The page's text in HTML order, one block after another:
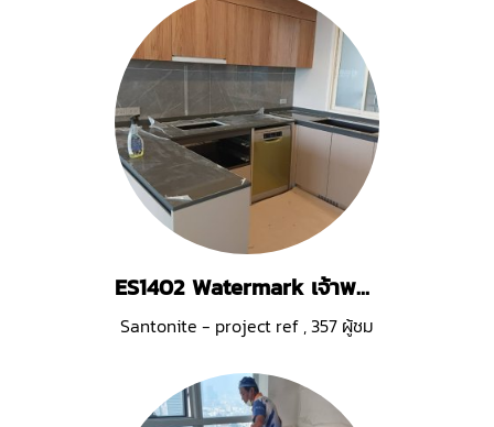
ES1402 Watermark เจ้าพระยา
Santonite - project ref ,357 ผู้ชม